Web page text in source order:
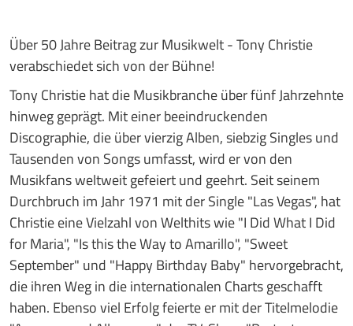
Über 50 Jahre Beitrag zur Musikwelt - Tony Christie
verabschiedet sich von der Bühne!
Tony Christie hat die Musikbranche über fünf Jahrzehnte
hinweg geprägt. Mit einer beeindruckenden
Discographie, die über vierzig Alben, siebzig Singles und
Tausenden von Songs umfasst, wird er von den
Musikfans weltweit gefeiert und geehrt. Seit seinem
Durchbruch im Jahr 1971 mit der Single "Las Vegas", hat
Christie eine Vielzahl von Welthits wie "I Did What I Did
for Maria", "Is this the Way to Amarillo", "Sweet
September" und "Happy Birthday Baby" hervorgebracht,
die ihren Weg in die internationalen Charts geschafft
haben. Ebenso viel Erfolg feierte er mit der Titelmelodie